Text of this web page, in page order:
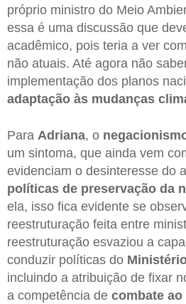
próprio ministro do Meio
essa é uma discussão que
acadêmico, pois teria a ver
não atuais. Até agora não
implementação dos planos
adaptação às mudanças
Para Adriana, o
um sintoma, que ainda vem
evidenciam o desinteresse do
políticas de preservação da
ela, isso fica evidente se
reestruturação feita entre
reestruturação esvaziou a
conduzir políticas do
incluindo a atribuição de fixar
a competência de combate